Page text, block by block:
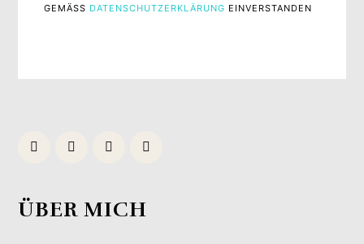
GEMÄSS DATENSCHUTZERKLÄRUNG EINVERSTANDEN
ÜBER MICH